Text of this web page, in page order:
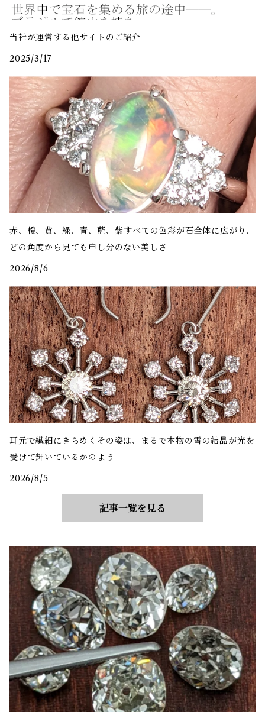
当社が運営する他サイトのご紹介
2025/3/17
赤、橙、黄、緑、青、藍、紫――すべての色彩が石全体に広がり、
どの角度から見ても申し分のない美しさ
2026/8/6
耳元で繊細にきらめくその姿は、まるで本物の雪の結晶が光を
受けて輝いているかのよう
2026/8/5
記事一覧を見る